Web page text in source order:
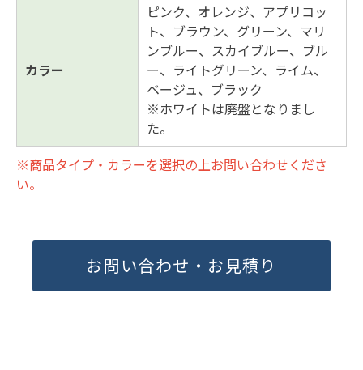
カラー
ピンク、オレンジ、アプリコッ
ト、ブラウン、グリーン、マリ
ンブルー、スカイブルー、ブル
ー、ライトグリーン、ライム、
ベージュ、ブラック
※ホワイトは廃盤となりまし
た。
※商品タイプ・カラーを選択の上お問い合わせくださ
い。
お問い合わせ・お見積り